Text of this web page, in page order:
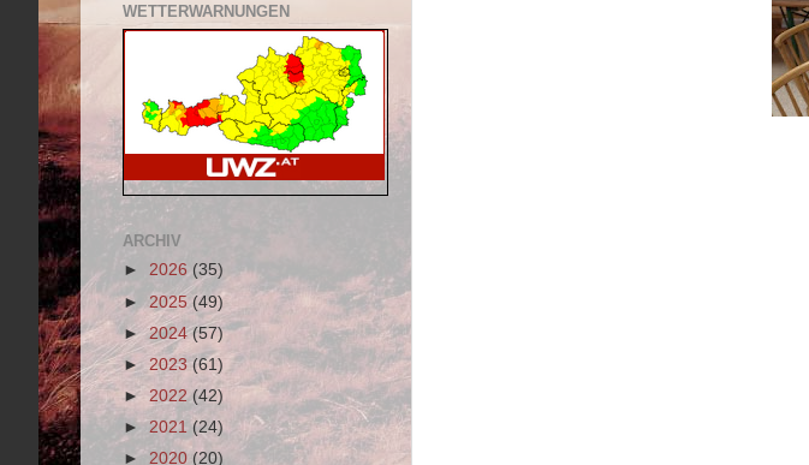
WETTERWARNUNGEN
ARCHIV
► 2026 (35)
► 2025(49)
►2024(57)
► 2023 (61)
► 2022(42)
►2021(24)
► 2020 (20)